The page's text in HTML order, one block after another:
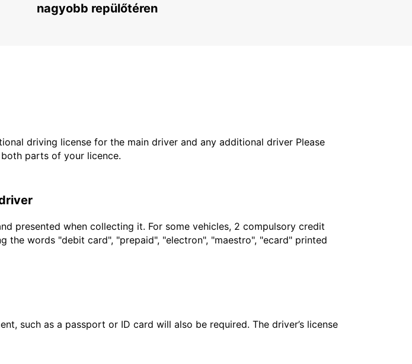
nagyobb repülőtéren
driving license for the main driver and any additional driver Please
parts of your licence.
presented when collecting it. For some vehicles, 2 compulsory credit
the words "debit card", "prepaid", "electron", "maestro", "ecard" printed
such as a passport or ID card will also be required. The driver’s license